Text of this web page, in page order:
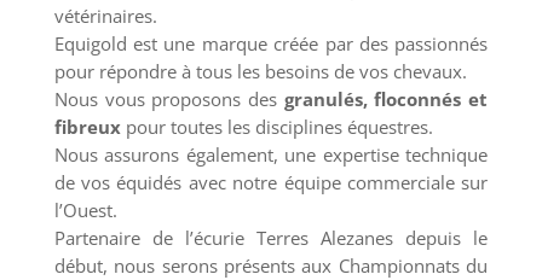
vétérinaires.
Equigold est une marque créée par des passionnés
pour répondre à tous les besoins de vos chevaux.
Nous vous proposons des granulés, floconnés et
fibreuxpour toutes les disciplines équestres.
Nous assurons également, une expertise technique
de vos équidés avec notre équipe commerciale sur
l’Ouest.
Partenaire de l’écurie Terres Alezanes depuis le
début, nous serons présents aux Championnats du